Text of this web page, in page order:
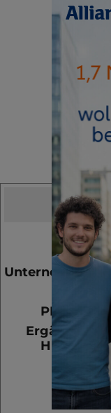
PLZ-
Ergänzende
Hinweise: